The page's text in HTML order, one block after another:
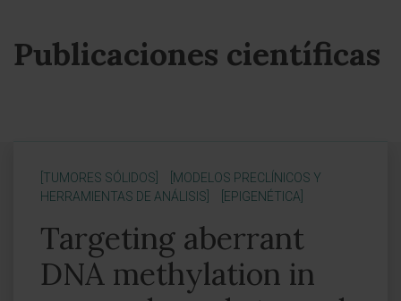
Publicaciones científicas
[TUMORES SÓLIDOS]
[MODELOS PRECLÍNICOS Y
HERRAMIENTAS DE ANÁLISIS]
[EPIGENÉTICA]
Targeting aberrant
DNA methylation in